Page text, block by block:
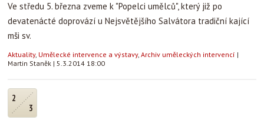
Ve středu 5. března zveme k "Popelci umělců", který již po
devatenácté doprovází u Nejsvětějšího Salvátora tradiční kající
mši sv.
Aktuality, Umělecké intervence a výstavy, Archiv uměleckých intervencí |
Martin Staněk | 5.3.2014 18:00
2
3